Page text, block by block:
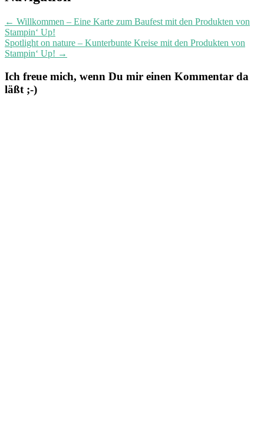
← Willkommen – Eine Karte zum Baufest mit den Produkten von
Stampin‘ Up!
Spotlight on nature – Kunterbunte Kreise mit den Produkten von
Stampin‘ Up! →
Ich freue mich, wenn Du mir einen Kommentar da
läßt ;-)